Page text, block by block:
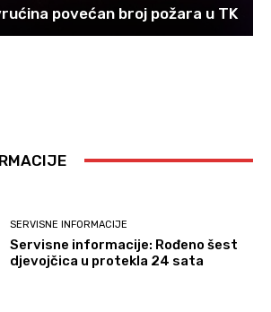
povećan broj požara u TK
SERVISNE INFORMACIJE
Servisne informacije: Rođeno šest
djevojčica u protekla 24 sata